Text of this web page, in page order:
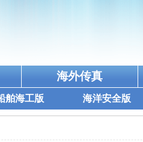
海外传真
舶海工版 海洋安全版